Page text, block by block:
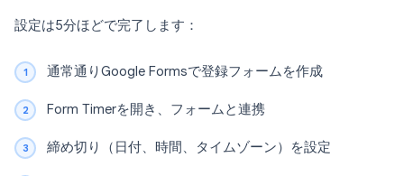
設定は5分ほどで完了します：
通常通りGoogle Formsで登録フォームを作成
Form Timerを開き、フォームと連携
締め切り（日付、時間、タイムゾーン）を設定